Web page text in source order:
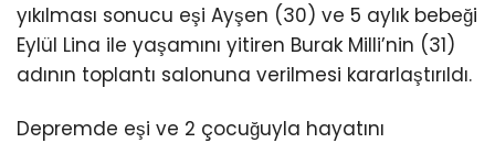
yıkılması sonucu eşi Ayşen (30) ve 5 aylık bebeği
Eylül Lina ile yaşamını yitiren Burak Milli’nin (31)
adının toplantı salonuna verilmesi kararlaştırıldı.
Depremde eşi ve 2 çocuğuyla hayatını